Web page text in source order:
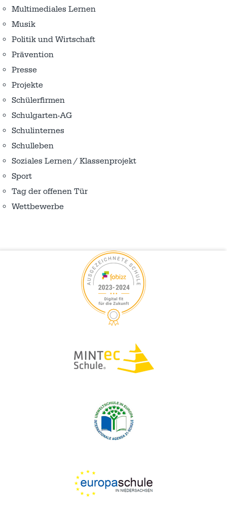
Multimediales Lernen
Musik
Politik und Wirtschaft
Prävention
Presse
Projekte
Schülerfirmen
Schulgarten-AG
Schulinternes
Schulleben
Soziales Lernen / Klassenprojekt
Sport
Tag der offenen Tür
Wettbewerbe